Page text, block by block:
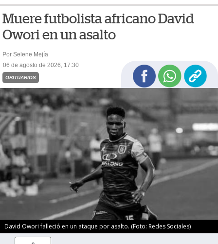
Muere futbolista africano David
Owori en un asalto
Por Selene Mejía
06 de agosto de 2026, 17:30
OBITUARIOS
David Owori falleció en un ataque por asalto. (Foto: Redes Sociales)